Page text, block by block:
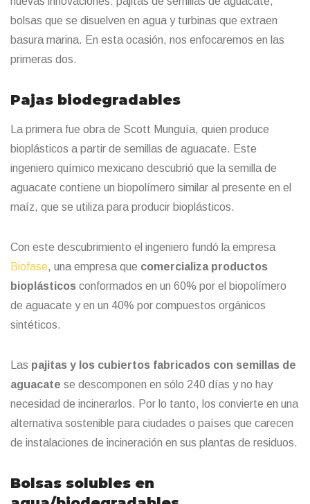
bolsas que se disuelven en agua y turbinas que extraen
basura marina. En esta ocasión, nos enfocaremos en las
primeras dos.
Pajas biodegradables
La primera fue obra de Scott Munguía, quien produce
bioplásticos a partir de semillas de aguacate. Este
ingeniero químico mexicano descubrió que la semilla de
aguacate contiene un biopolímero similar al presente en el
maíz, que se utiliza para producir bioplásticos.
Con este descubrimiento el ingeniero fundó la empresa
Biofase, una empresa que comercializa productos
bioplásticos conformados en un 60% por el biopolímero
de aguacate y en un 40% por compuestos orgánicos
sintéticos.
Las pajitas y los cubiertos fabricados con semillas de
aguacate se descomponen en sólo 240 días y no hay
necesidad de incinerarlos. Por lo tanto, los convierte en una
alternativa sostenible para ciudades o países que carecen
de instalaciones de incineración en sus plantas de residuos.
Bolsas solubles en